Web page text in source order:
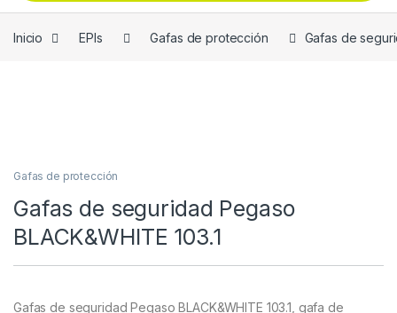
Inicio EPIs Gafas de protección Gafas de
Gafas de protección
Gafas de seguridad Pegaso
BLACK&WHITE 103.1
Gafas de seguridad Pegaso BLACK&WHITE 103.1, gafa de